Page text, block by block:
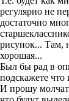
регулярно не
достаточно
рисунок... Там,
хорошая...
Был бы рад в
подскажете что
И прошу